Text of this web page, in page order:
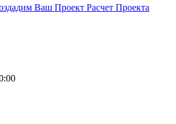
Ваш Проект Расчет Проекта